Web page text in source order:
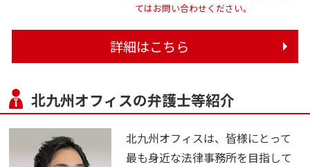
てはお問い合わせください。
詳細はこちら
北九州オフィスの弁護士等紹介
北九州オフィスは、皆様にとって
最も身近な法律事務所を目指して